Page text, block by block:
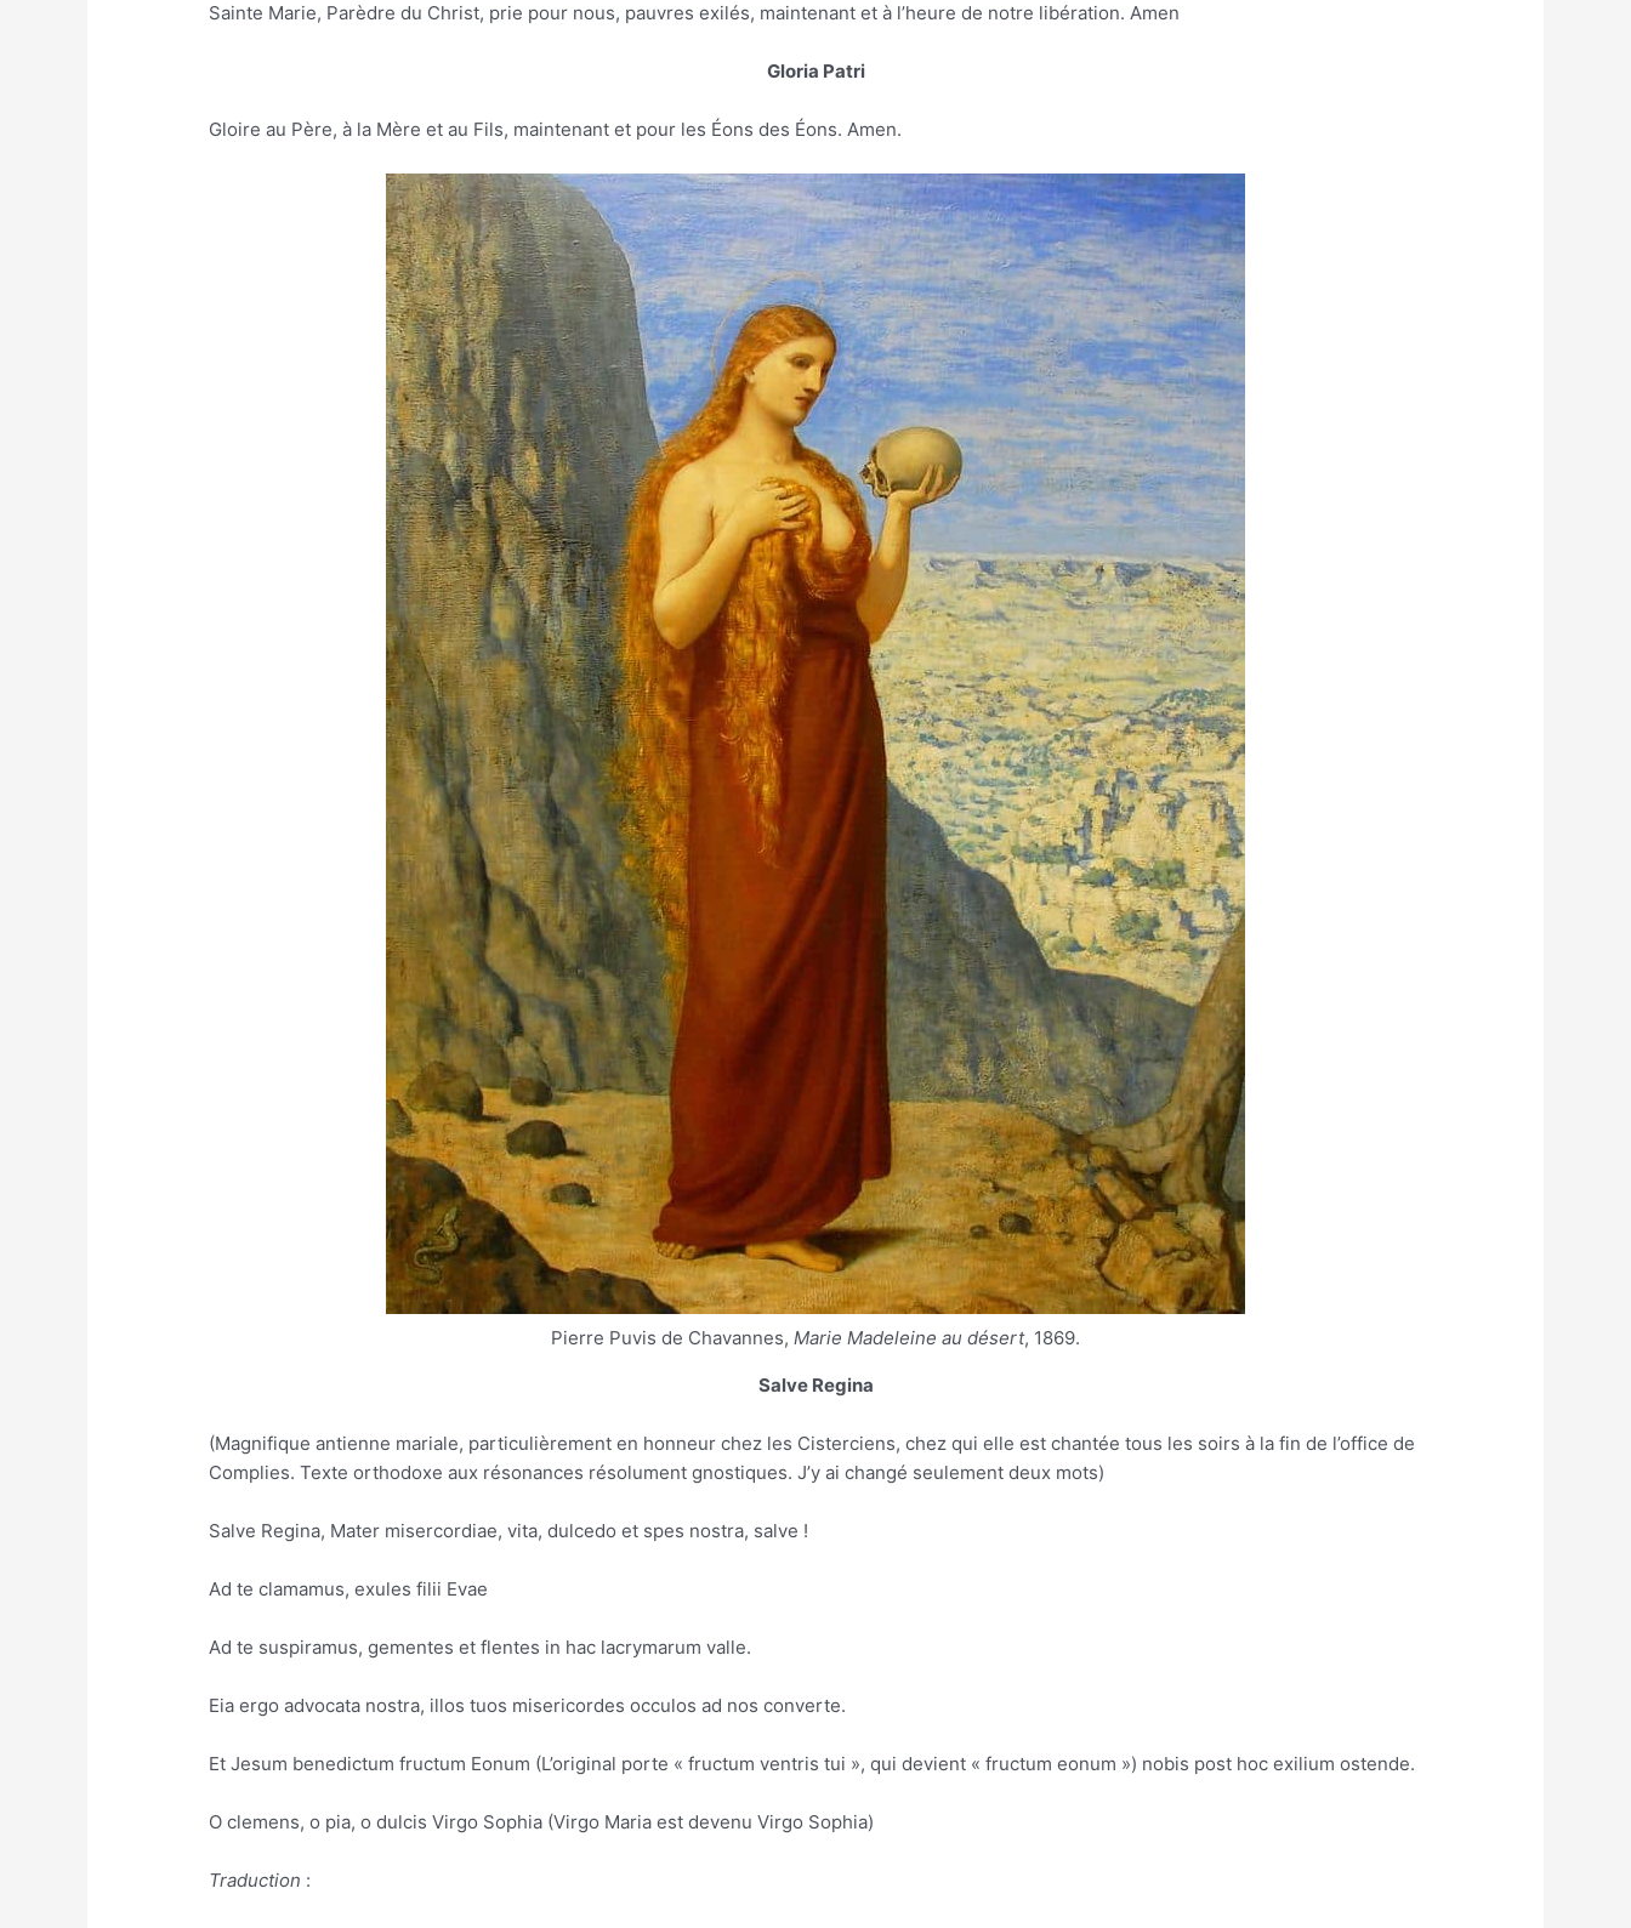
Sainte Marie, Parèdre du Christ, prie pour nous, pauvres exilés, maintenant et à l’heure de notre libération. Amen
Gloria Patri
Gloire au Père, à la Mère et au Fils, maintenant et pour les Éons des Éons. Amen.
Pierre Puvis de Chavannes, Marie Madeleine au désert, 1869.
Salve Regina
(Magnifique antienne mariale, particulièrement en honneur chez les Cisterciens, chez qui elle est chantée tous les soirs à la fin de l’office de
Complies. Texte orthodoxe aux résonances résolument gnostiques. J’y ai changé seulement deux mots)
Salve Regina, Mater misercordiae, vita, dulcedo et spes nostra, salve !
Ad te clamamus, exules filii Evae
Ad te suspiramus, gementes et flentes in hac lacrymarum valle.
Eia ergo advocata nostra, illos tuos misericordes occulos ad nos converte.
Et Jesum benedictum fructum Eonum (L’original porte « fructum ventris tui », qui devient « fructum eonum ») nobis post hoc exilium ostende.
O clemens, o pia, o dulcis Virgo Sophia (Virgo Maria est devenu Virgo Sophia)
Traduction :